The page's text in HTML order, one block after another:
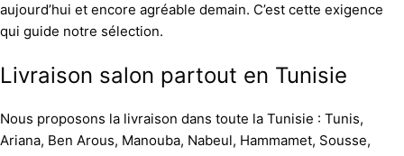
aujourd’hui et encore agréable demain. C’est cette exigence
qui guide notre sélection.
Livraison salon partout en Tunisie
Nous proposons la livraison dans toute la Tunisie : Tunis,
Ariana, Ben Arous, Manouba, Nabeul, Hammamet, Sousse,